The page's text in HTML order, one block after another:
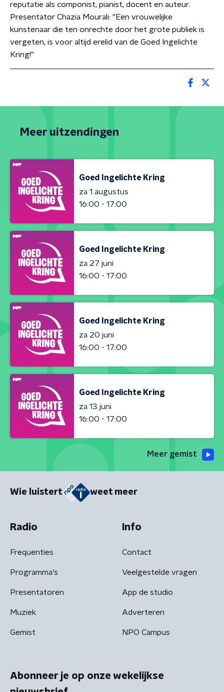
reputatie als componist, pianist, docent en auteur.
Presentator Chazia Mourali: "Een vrouwelijke
kunstenaar die ten onrechte door het grote publiek is
vergeten, is voor altijd erelid van de Goed Ingelichte
Kring!"
Meer uitzendingen
Goed Ingelichte Kring
za 1 augustus
16:00 - 17:00
Goed Ingelichte Kring
za 27 juni
16:00 - 17:00
Goed Ingelichte Kring
za 20 juni
16:00 - 17:00
Goed Ingelichte Kring
za 13 juni
16:00 - 17:00
Meer gemist
Wie luistert weet meer
Radio
Frequenties
Programma's
Presentatoren
Muziek
Gemist
Info
Contact
Veelgestelde vragen
App de studio
Adverteren
NPO Campus
Abonneer je op onze wekelijkse